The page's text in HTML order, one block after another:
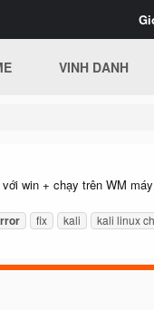
VINH DANH
win + chạy trên WM
fix kali kali linux